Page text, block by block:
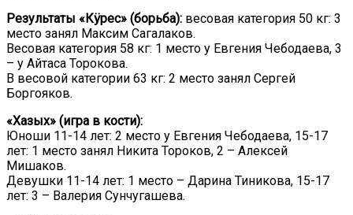
Результаты «Кÿрес» (борьба): весовая категория 50 кг: 3
место занял Максим Сагалаков.
Весовая категория 58 кг: 1 место у Евгения Чебодаева, 3
– у Айтаса Торокова.
В весовой категории 63 кг: 2 место занял Сергей
Боргояков.
«Хазых» (игра в кости):
Юноши 11-14 лет: 2 место у Евгения Чебодаева, 15-17
лет: 1 место занял Никита Тороков, 2 – Алексей
Мишаков.
Девушки 11-14 лет: 1 место – Дарина Тиникова, 15-17
лет: 3 – Валерия Сунчугашева.